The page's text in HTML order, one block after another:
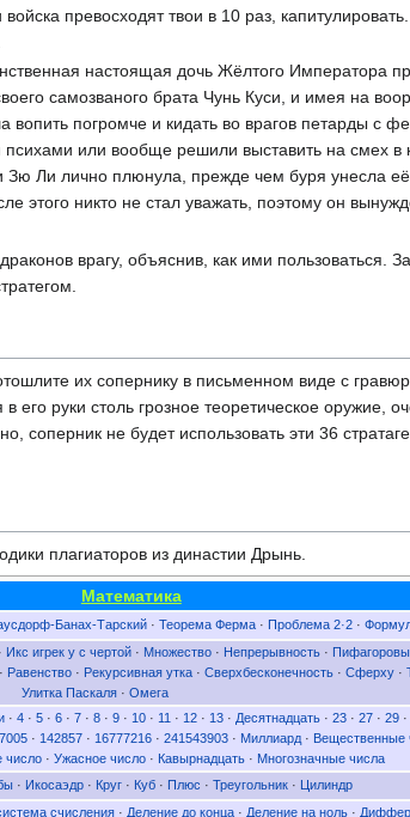
превосходят твои в 10 раз,
настоящая дочь Жёлтого Императора
самозваного брата Чунь Куси, и имея на
погромче и кидать во врагов петарды с
или вообще решили выставить на смех в
Ли лично плюнула, прежде чем буря унесла
этого никто не стал уважать, поэтому он
врагу, объяснив, как ими пользоваться.
их сопернику в письменном виде с
его руки столь грозное теоретическое оружие,
соперник не будет использовать эти 36
плагиаторов из династии Дрынь.
Математика
Банах-Тарский· Теорема Ферма· Проблема 2·2·
· Икс игрек у с чертой · Множество · Непрерывность ·
Равенство· Рекурсивная утка· Сверхбесконечность· Сферху·
Улитка Паскаля · Омега
· 4 · 5 · 6 · 7 · 8 · 9 · 10 · 11 · 12 · 13 · Десятнадцать · 23 · 27 · 29 ·
· 142857· 16777216· 241543903· Миллиард· Вещественные
число · Ужасное число · Кавырнадцать · Многозначные числа
· Икосаэдр · Круг · Куб · Плюс · Треугольник · Цилиндр
счисления· Деление до конца· Деление на ноль·